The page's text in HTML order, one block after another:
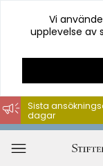
Hoppa
till
innehåll
Vi
upplevelse av
Sista
dagar